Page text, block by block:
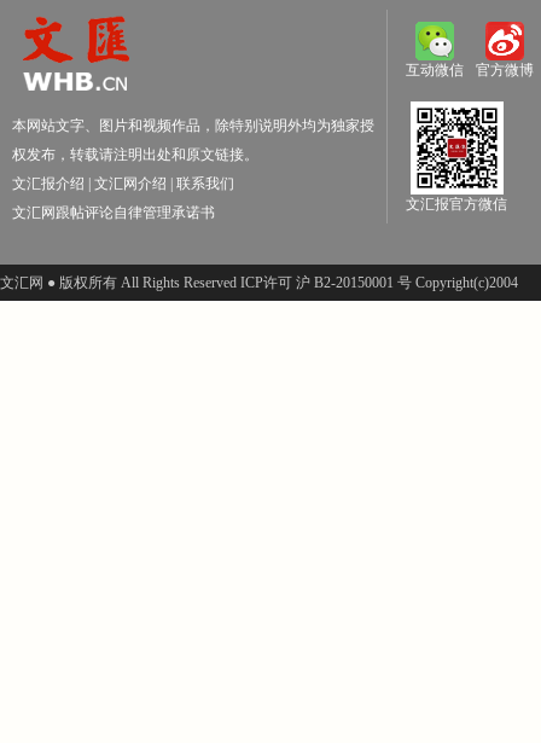
本网站文字、图片和视频作品，除特别说明外均为独家授
权发布，转载请注明出处和原文链接。
文汇报介绍
文汇网介绍
联系我们
文汇网跟帖评论自律管理承诺书
互动微信 官方微博
文汇报官方微信
文汇网 ● 版权所有 All Rights Reserved ICP许可 沪 B2-20150001 号 Copyright(c)2004